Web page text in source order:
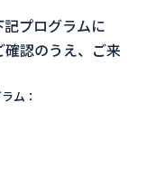
プログラムに
認のうえ、ご来
ム：